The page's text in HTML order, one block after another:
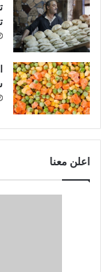
اعلن معنا